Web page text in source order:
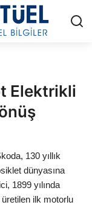
Elektrikli
130 yıllık
dünyasına
1899 yılında
ilk motorlu